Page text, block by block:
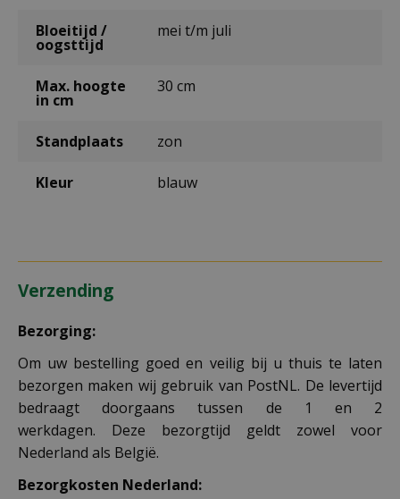
Bloeitijd /
oogsttijd
mei t/m juli
Max. hoogte
in cm
30 cm
Standplaats zon
Kleur blauw
Verzending
Bezorging:
Om uw bestelling goed en veilig bij u thuis te laten
bezorgen maken wij gebruik van PostNL. De levertijd
bedraagt doorgaans tussen de 1 en 2
werkdagen. Deze bezorgtijd geldt zowel voor
Nederland als België.
Bezorgkosten Nederland: